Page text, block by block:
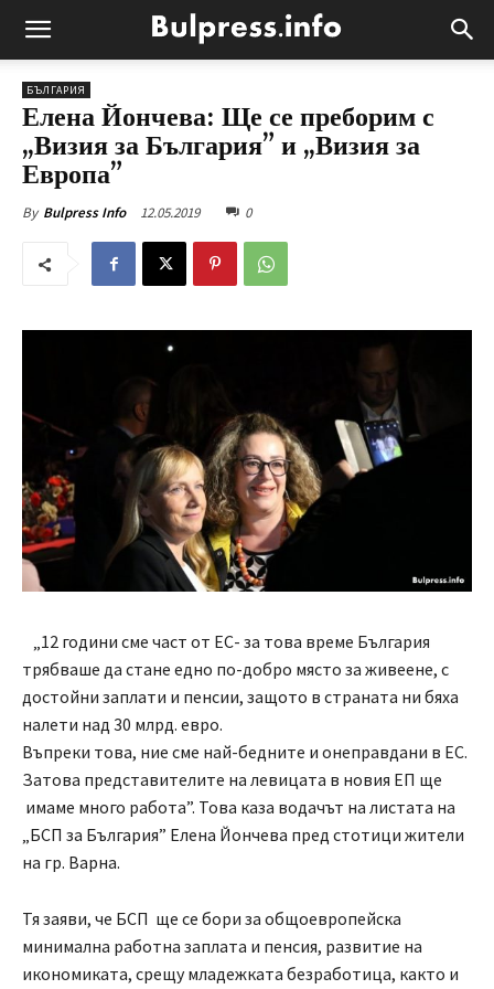
БЪЛГАРИЯ
Елена Йончева: Ще се преборим с
„Визия за България” и „Визия за
Европа”
By Bulpress Info 12.05.2019 0
„12 години сме част от ЕС- за това време България
трябваше да стане едно по-добро място за живеене, с
достойни заплати и пенсии, защото в страната ни бяха
налети над 30 млрд. евро.
Въпреки това, ние сме най-бедните и онеправдани в ЕС.
Затова представителите на левицата в новия ЕП ще
имаме много работа”. Това каза водачът на листата на
„БСП за България” Елена Йончева пред стотици жители
на гр. Варна.
Тя заяви, че БСП ще се бори за общоевропейска
минимална работна заплата и пенсия, развитие на
икономиката, срещу младежката безработица, както и